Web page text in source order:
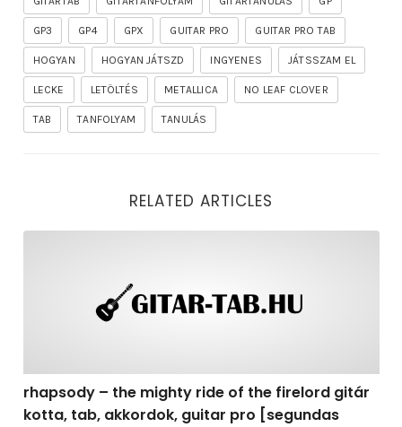
GP3 GP4 GPX GUITAR PRO GUITAR PRO TAB
HOGYAN HOGYAN JÁTSZD INGYENES JÁTSSZAM EL
LECKE LETÖLTÉS METALLICA NO LEAF CLOVER
TAB TANFOLYAM TANULÁS
RELATED ARTICLES
rhapsody – the mighty ride of the firelord gitár
kotta, tab, akkordok, guitar pro [segundas